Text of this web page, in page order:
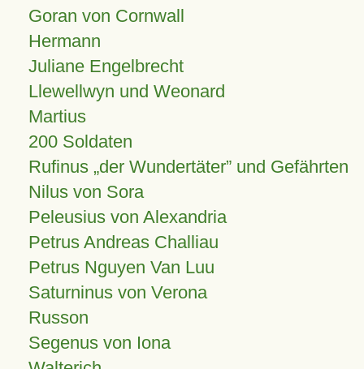
Goran von Cornwall
Hermann
Juliane Engelbrecht
Llewellwyn und Weonard
Martius
200 Soldaten
Rufinus „der Wundertäter” und Gefährten
Nilus von Sora
Peleusius von Alexandria
Petrus Andreas Challiau
Petrus Nguyen Van Luu
Saturninus von Verona
Russon
Segenus von Iona